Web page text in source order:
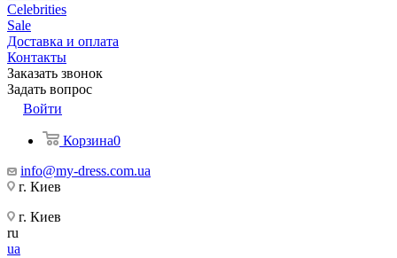
Celebrities
Sale
Доставка и оплата
Контакты
Заказать звонок
Задать вопрос
Войти
Корзина0
info@my-dress.com.ua
г. Киев
г. Киев
ru
ua